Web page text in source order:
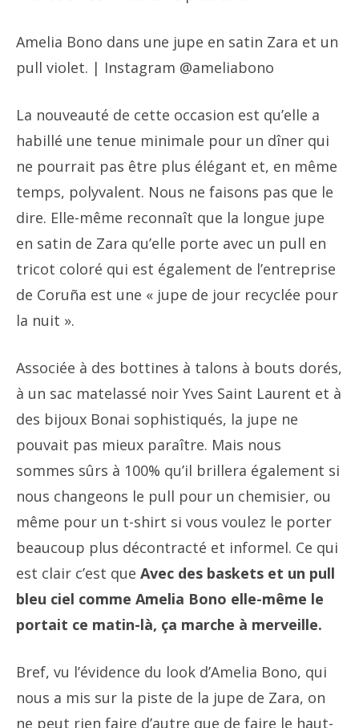
Amelia Bono dans une jupe en satin Zara et un
pull violet. | Instagram @ameliabono
La nouveauté de cette occasion est qu’elle a
habillé une tenue minimale pour un dîner qui
ne pourrait pas être plus élégant et, en même
temps, polyvalent. Nous ne faisons pas que le
dire. Elle-même reconnaît que la longue jupe
en satin de Zara qu’elle porte avec un pull en
tricot coloré qui est également de l’entreprise
de Coruña est une « jupe de jour recyclée pour
la nuit ».
Associée à des bottines à talons à bouts dorés,
à un sac matelassé noir Yves Saint Laurent et à
des bijoux Bonai sophistiqués, la jupe ne
pouvait pas mieux paraître. Mais nous
sommes sûrs à 100% qu’il brillera également si
nous changeons le pull pour un chemisier, ou
même pour un t-shirt si vous voulez le porter
beaucoup plus décontracté et informel. Ce qui
est clair c’est que Avec des baskets et un pull
bleu ciel comme Amelia Bono elle-même le
portait ce matin-là, ça marche à merveille.
Bref, vu l’évidence du look d’Amelia Bono, qui
nous a mis sur la piste de la jupe de Zara, on
ne peut rien faire d’autre que de faire le haut-